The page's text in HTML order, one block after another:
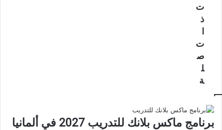
عبد
الرحمن
في
السعودية
ت
ذ
ت
ص
ل
ة
برنامج ماكس بلانك للتدريب 2027 في ألمانيا